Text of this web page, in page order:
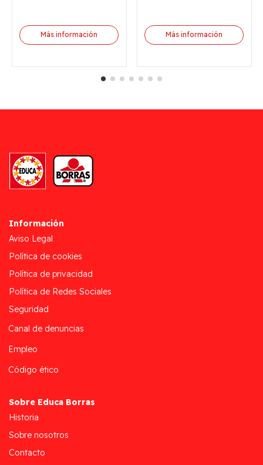
Más información Más información
Información
Aviso Legal
Política de cookies
Política de privacidad
Política de Redes Sociales
Seguridad
Canal de denuncias
Empleo
Código ético
Sobre Educa Borras
Historia
Sobre nosotros
Contacto